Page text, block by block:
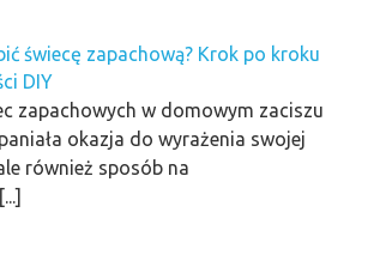
świecę zapachową? Krok po kroku
DIY
zapachowych w domowym zaciszu
okazja do wyrażenia swojej
również sposób na